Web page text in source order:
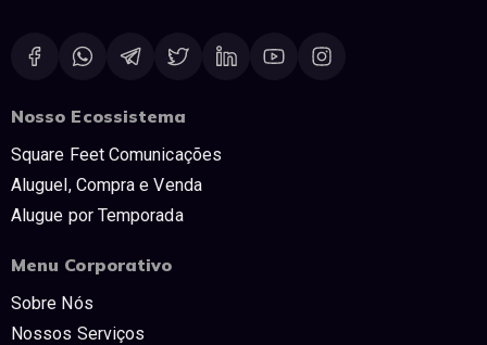
Nosso Ecossistema
Square Feet Comunicações
Aluguel, Compra e Venda
Alugue por Temporada
Menu Corporativo
Sobre Nós
Nossos Serviços